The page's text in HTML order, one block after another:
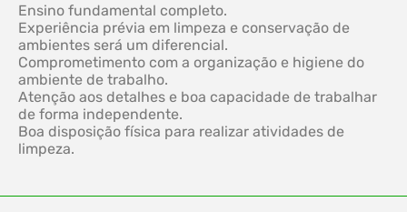
Ensino fundamental completo.
Experiência prévia em limpeza e conservação de
ambientes será um diferencial.
Comprometimento com a organização e higiene do
ambiente de trabalho.
Atenção aos detalhes e boa capacidade de trabalhar
de forma independente.
Boa disposição física para realizar atividades de
limpeza.